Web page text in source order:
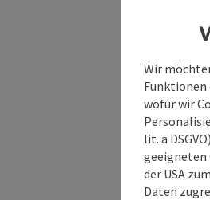
Wir
Funktionen
wofür wir
lit. a
geeigneten
der USA
Daten